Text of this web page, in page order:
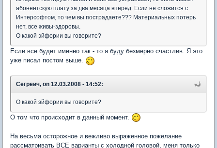
абонентскую плату за два месяца вперед. Если не сложится с
Интерсофтом, то чем вы пострадаете??? Материальных потерь
нет, все живы-здоровы.
О какой эйфории вы говорите?
Если все будет именно так - то я буду безмерно счастлив. Я это
уже писал постом выше.
Сегреич, on 12.03.2008 - 14:52:
О какой эйфории вы говорите?
О том что происходит в данный момент.
На весьма осторожное и вежливо выраженное пожелание
рассматривать ВСЕ варианты с холодной головой, меня только